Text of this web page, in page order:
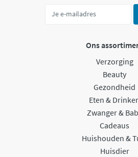
Ons
Verzorging
Beauty
Gezondheid
Eten &
Zwanger &
Cadeaus
Huishouden &
Huisdier